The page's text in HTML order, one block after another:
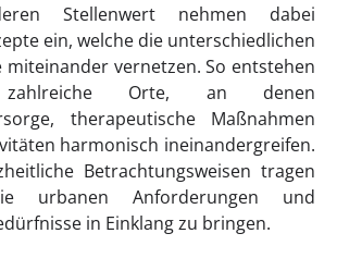
Stellenwert nehmen dabei
ein, welche die unterschiedlichen
miteinander vernetzen. So entstehen
Orte, an denen
therapeutische Maßnahmen
harmonisch ineinandergreifen.
Betrachtungsweisen tragen
urbanen Anforderungen und
in Einklang zu bringen.